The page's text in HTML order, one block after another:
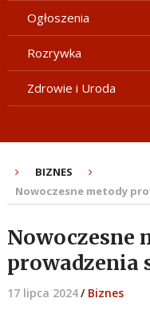
Ogłoszenia
Rozrywka
Zdrowie i Uroda
BIZNES
Nowoczesne metody
Nowoczesne
prowadzenia
17 lipca 2024/ Biznes